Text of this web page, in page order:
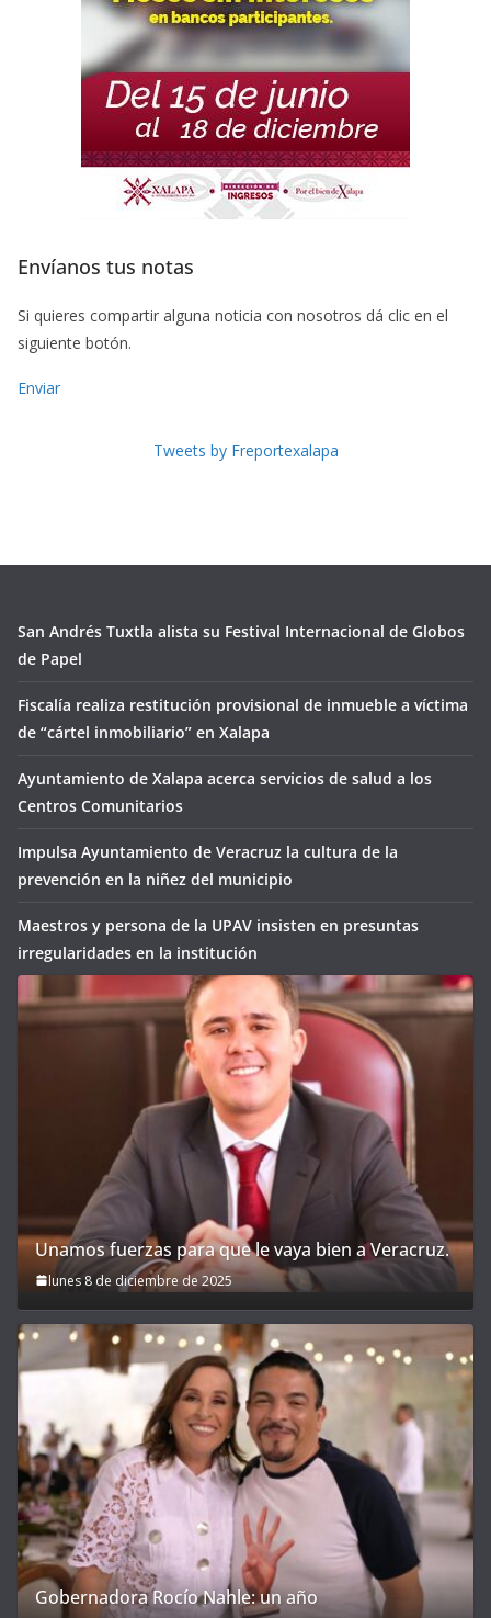
Envíanos tus notas
Si quieres compartir alguna noticia con nosotros dá clic en el
siguiente botón.
Enviar
Tweets by Freportexalapa
San Andrés Tuxtla alista su Festival Internacional de Globos
de Papel
Fiscalía realiza restitución provisional de inmueble a víctima
de “cártel inmobiliario” en Xalapa
Ayuntamiento de Xalapa acerca servicios de salud a los
Centros Comunitarios
Impulsa Ayuntamiento de Veracruz la cultura de la
prevención en la niñez del municipio
Maestros y persona de la UPAV insisten en presuntas
irregularidades en la institución
Unamos fuerzas para que le vaya bien a Veracruz.
lunes 8 de diciembre de 2025
Gobernadora Rocío Nahle: un año